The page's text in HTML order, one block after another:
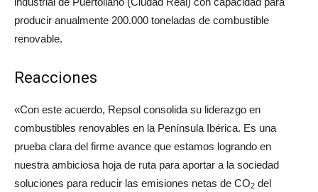
producir anualmente 200.000 toneladas de combustible
renovable.
Reacciones
«Con este acuerdo, Repsol consolida su liderazgo en
combustibles renovables en la Península Ibérica. Es una
prueba clara del firme avance que estamos logrando en
nuestra ambiciosa hoja de ruta para aportar a la sociedad
soluciones para reducir las emisiones netas de CO2 del